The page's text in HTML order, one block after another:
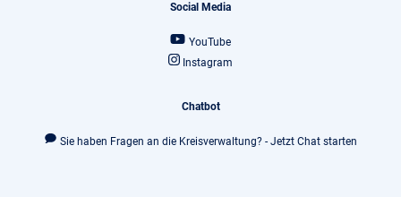
Social Media
YouTube
Instagram
Chatbot
Sie haben Fragen an die Kreisverwaltung? - Jetzt Chat starten